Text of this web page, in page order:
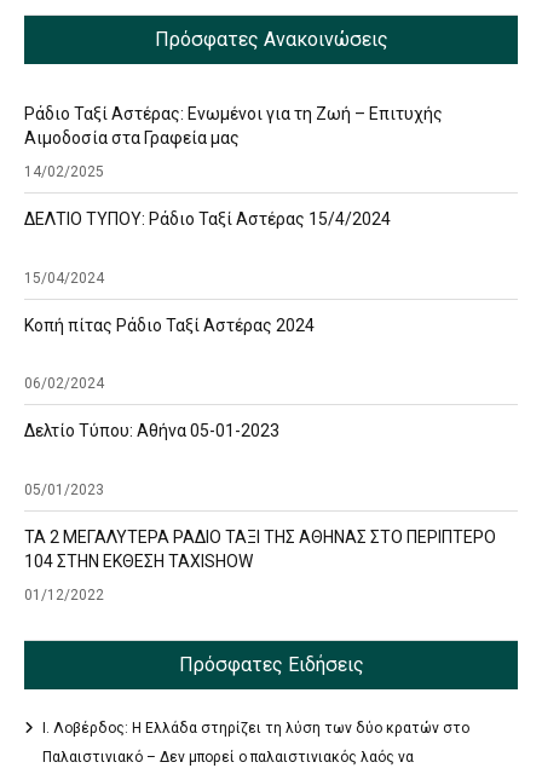
Πρόσφατες Ανακοινώσεις
Ράδιο Ταξί Αστέρας: Ενωμένοι για τη Ζωή – Επιτυχής
Αιμοδοσία στα Γραφεία μας
14/02/2025
ΔΕΛΤΙΟ ΤΥΠΟΥ: Ράδιο Ταξί Αστέρας 15/4/2024
15/04/2024
Κοπή πίτας Ράδιο Ταξί Αστέρας 2024
06/02/2024
Δελτίο Τύπου: Αθήνα 05-01-2023
05/01/2023
ΤΑ 2 ΜΕΓΑΛΥΤΕΡΑ ΡΑΔΙΟ ΤΑΞΙ ΤΗΣ ΑΘΗΝΑΣ ΣΤΟ ΠΕΡΙΠΤΕΡΟ
104 ΣΤΗΝ ΕΚΘΕΣΗ TAXISHOW
01/12/2022
Πρόσφατες Ειδήσεις
Ι. Λοβέρδος: Η Ελλάδα στηρίζει τη λύση των δύο κρατών στο
Παλαιστινιακό – Δεν μπορεί ο παλαιστινιακός λαός να